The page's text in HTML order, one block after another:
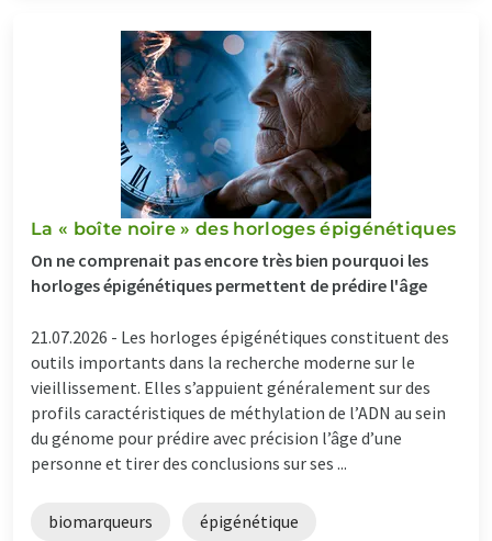
La « boîte noire » des horloges épigénétiques
On ne comprenait pas encore très bien pourquoi les
horloges épigénétiques permettent de prédire l'âge
21.07.2026 - Les horloges épigénétiques constituent des
outils importants dans la recherche moderne sur le
vieillissement. Elles s’appuient généralement sur des
profils caractéristiques de méthylation de l’ADN au sein
du génome pour prédire avec précision l’âge d’une
personne et tirer des conclusions sur ses ...
biomarqueurs épigénétique